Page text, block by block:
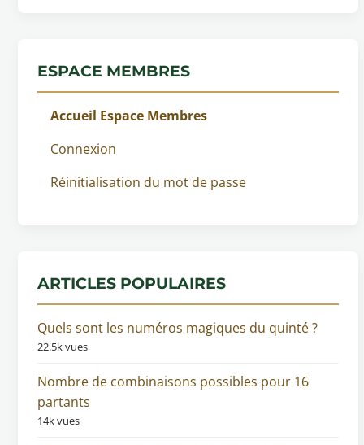
ESPACE MEMBRES
Accueil Espace Membres
Connexion
Réinitialisation du mot de passe
ARTICLES POPULAIRES
Quels sont les numéros magiques du quinté ?
22.5k vues
Nombre de combinaisons possibles pour 16
partants
14k vues